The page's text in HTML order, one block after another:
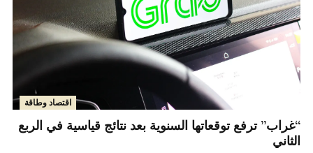
اقتصاد وطاقة
“غراب” ترفع توقعاتها السنوية بعد نتائج قياسية في الربع
الثاني